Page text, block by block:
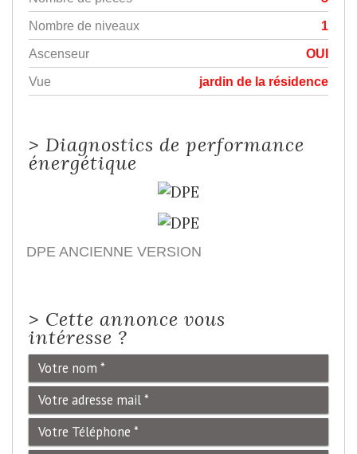
Nombre de niveaux
1
Ascenseur
OUI
Vue
jardin de la résidence
> Diagnostics de performance
énergétique
DPE ANCIENNE VERSION
> Cette annonce vous
intéresse ?